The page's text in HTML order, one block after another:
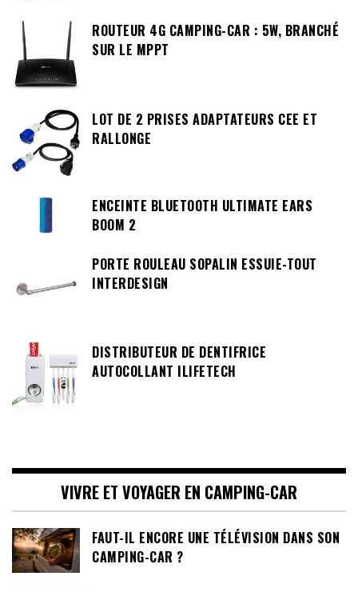
ROUTEUR 4G CAMPING-CAR : 5W, BRANCHÉ
SUR LE MPPT
LOT DE 2 PRISES ADAPTATEURS CEE ET
RALLONGE
ENCEINTE BLUETOOTH ULTIMATE EARS
BOOM 2
PORTE ROULEAU SOPALIN ESSUIE-TOUT
INTERDESIGN
DISTRIBUTEUR DE DENTIFRICE
AUTOCOLLANT ILIFETECH
VIVRE ET VOYAGER EN CAMPING-CAR
FAUT-IL ENCORE UNE TÉLÉVISION DANS SON
CAMPING-CAR ?